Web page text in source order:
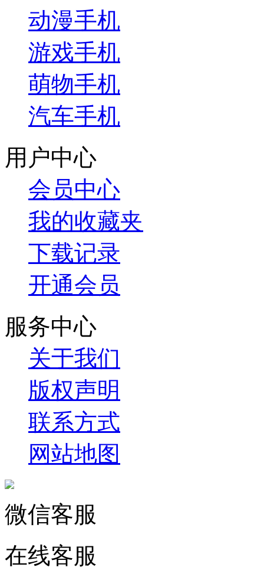
动漫手机
游戏手机
萌物手机
汽车手机
用户中心
会员中心
我的收藏夹
下载记录
开通会员
服务中心
关于我们
版权声明
联系方式
网站地图
微信客服
在线客服